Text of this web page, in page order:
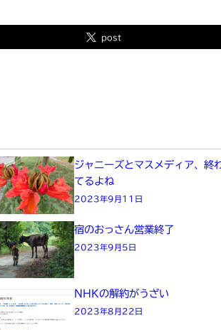
post
ジャニーズとマスメディア、終
てるよね
2023年9月11日
宿のおっさん営業終了
2023年9月5日
NHKの解約がうざい
2023年8月22日